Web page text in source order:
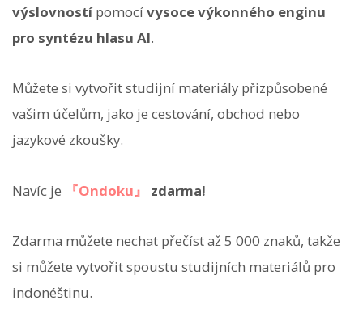
výslovnostípomocívysoce výkonného enginu
pro syntézu hlasu AI.
Můžete si vytvořit studijní materiály přizpůsobené
vašim účelům, jako je cestování, obchod nebo
jazykové zkoušky.
Navíc je 『Ondoku』 zdarma!
Zdarma můžete nechat přečíst až 5 000 znaků, takže
si můžete vytvořit spoustu studijních materiálů pro
indonéštinu.